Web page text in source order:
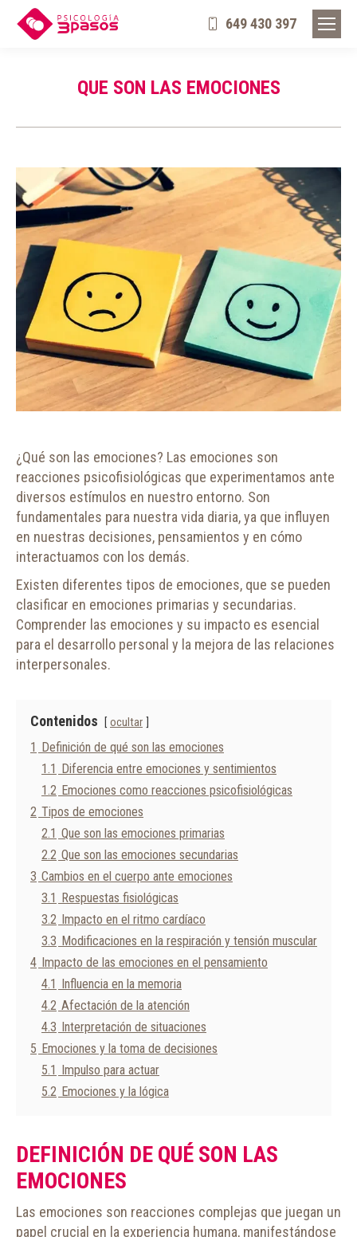
649 430 397
QUE SON LAS EMOCIONES
¿Qué son las emociones? Las emociones son
reacciones psicofisiológicas que experimentamos ante
diversos estímulos en nuestro entorno. Son
fundamentales para nuestra vida diaria, ya que influyen
en nuestras decisiones, pensamientos y en cómo
interactuamos con los demás.
Existen diferentes tipos de emociones, que se pueden
clasificar en emociones primarias y secundarias.
Comprender las emociones y su impacto es esencial
para el desarrollo personal y la mejora de las relaciones
interpersonales.
Contenidos ocultar
1
Definición de qué son las emociones
1.1
Diferencia entre emociones y sentimientos
1.2 Emociones como reacciones psicofisiológicas
2 Tipos de emociones
2.1 Que son las emociones primarias
2.2 Que son las emociones secundarias
3 Cambios en el cuerpo ante emociones
3.1
Respuestas fisiológicas
3.2 Impacto en el ritmo cardíaco
3.3 Modificaciones en la respiración y tensión muscular
4 Impacto de las emociones en el pensamiento
4.1
Influencia en la memoria
4.2 Afectación de la atención
4.3 Interpretación de situaciones
5 Emociones y la toma de decisiones
5.1
Impulso para actuar
5.2 Emociones y la lógica
DEFINICIÓN DE QUÉ SON LAS
EMOCIONES
Las emociones son reacciones complejas que juegan un
papel crucial en la experiencia humana, manifestándose